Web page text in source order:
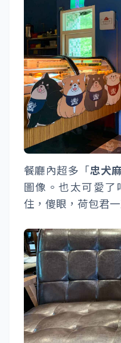
餐廳內超多「忠犬
圖像。也太可愛了
住，傻眼，荷包君